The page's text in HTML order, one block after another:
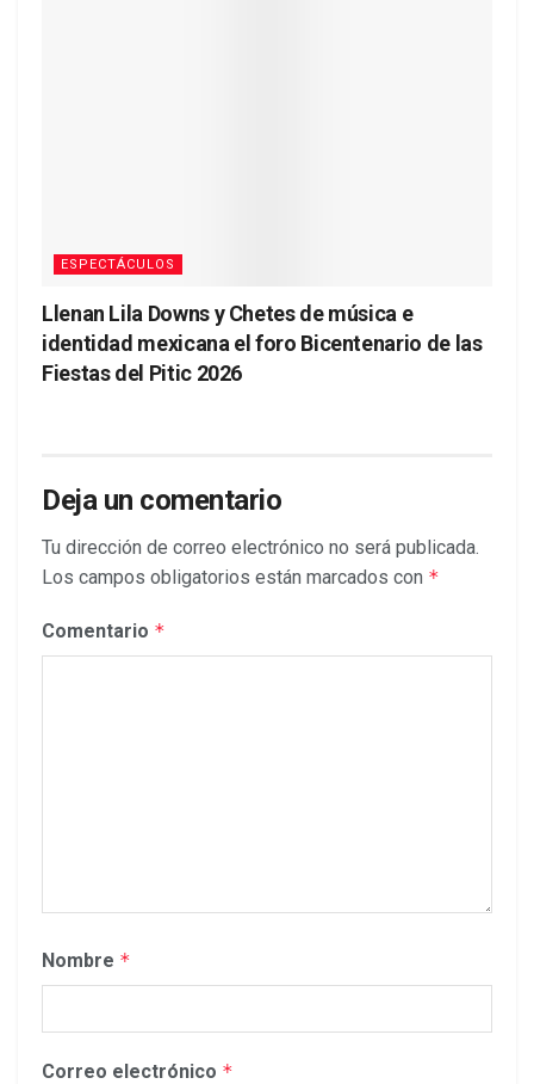
ESPECTÁCULOS
Llenan Lila Downs y Chetes de música e
identidad mexicana el foro Bicentenario de las
Fiestas del Pitic 2026
Deja un comentario
Tu dirección de correo electrónico no será publicada.
Los campos obligatorios están marcados con *
Comentario *
Nombre *
Correo electrónico *